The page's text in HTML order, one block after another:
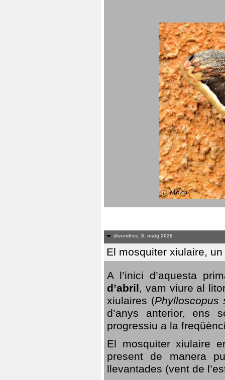
divendres, 8. maig 2026
El mosquiter xiulaire,
A l’inici d’aquesta
d’abril, vam viure al
xiulaires (Phylloscopus
d’anys anterior, ens
progressiu a la
El mosquiter xiulaire
present de manera
llevantades (vent de